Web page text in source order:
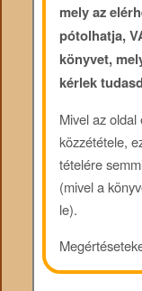
mely az
pótolhatja,
könyvet,
kérlek
Mivel az
közzététele,
tételére
(mivel a
le).